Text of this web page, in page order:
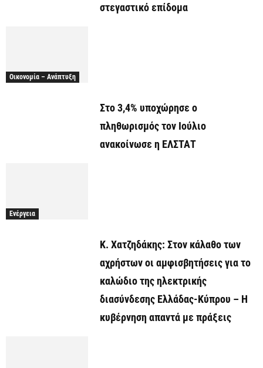
στεγαστικό επίδομα
Οικονομία – Ανάπτυξη
Στο 3,4% υποχώρησε ο
πληθωρισμός τον Ιούλιο
ανακοίνωσε η ΕΛΣΤΑΤ
Ενέργεια
Κ. Χατζηδάκης: Στον κάλαθο των
αχρήστων οι αμφισβητήσεις για το
καλώδιο της ηλεκτρικής
διασύνδεσης Ελλάδας-Κύπρου – Η
κυβέρνηση απαντά με πράξεις